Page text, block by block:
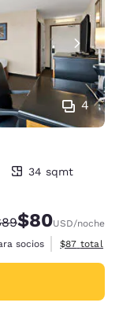
4
34 sqmt
tachado:
Precio con
$80USD/noche
socios
Ver
$87 total